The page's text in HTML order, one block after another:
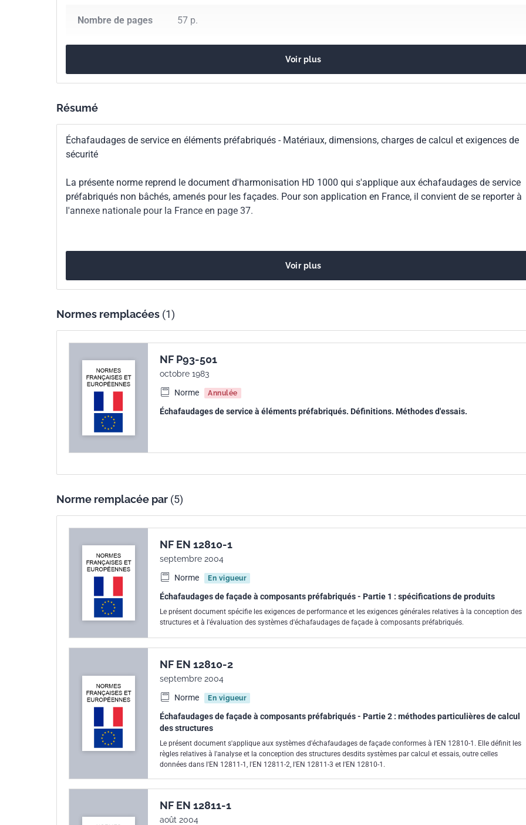
Nombre de pages 57 p.
Codes ICS 91.220Matériel de construction
Indice de
Numéro de tirage
Parenté
européenne
HD 1000:1988
Voir plus
Résumé
Échafaudages de service en éléments préfabriqués - Matériaux, dimensions, charges de calcul et exigences de
sécurité
La présente norme reprend le document d'harmonisation HD 1000 qui s'applique aux échafaudages de service
préfabriqués non bâchés, amenés pour les façades. Pour son application en France, il convient de se reporter à
l'annexe nationale pour la France en page 37.
Voir plus
Normes remplacées (1)
NF P93-501
octobre 1983
Norme
Annulée
Échafaudages de service à éléments préfabriqués. Définitions. Méthodes d'essais.
Norme remplacée par (5)
NF EN 12810-1
septembre 2004
Norme
En vigueur
Échafaudages de façade à composants préfabriqués - Partie 1 : spécifications de produits
Le présent document spécifie les exigences de performance et les exigences générales relatives à la conception des
structures et à l'évaluation des systèmes d'échafaudages de façade à composants préfabriqués.
NF EN 12810-2
septembre 2004
Norme
En vigueur
Échafaudages de façade à composants préfabriqués - Partie 2 : méthodes particulières de calcul
des structures
Le présent document s'applique aux systèmes d'échafaudages de façade conformes à l'EN 12810-1. Elle définit les
règles relatives à l'analyse et la conception des structures desdits systèmes par calcul et essais, outre celles
données dans l'EN 12811-1, l'EN 12811-2, l'EN 12811-3 et l'EN 12810-1.
NF EN 12811-1
août 2004